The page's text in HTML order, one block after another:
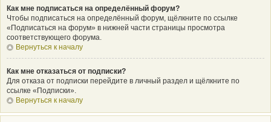
Как мне подписаться на определённый форум?
Чтобы подписаться на определённый форум, щёлкните по ссылке
«Подписаться на форум» в нижней части страницы просмотра
соответствующего форума.
Вернуться к началу
Как мне отказаться от подписки?
Для отказа от подписки перейдите в личный раздел и щёлкните по
ссылке «Подписки».
Вернуться к началу